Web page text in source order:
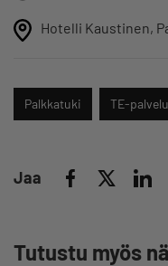
Hotelli Kaustinen,
Palkkatuki TE-
Jaa
Tutustu myös